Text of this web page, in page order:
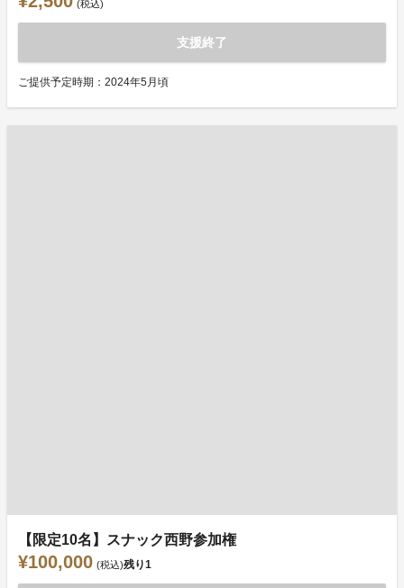
(税込)
支援終了
ご提供予定時期：2024年5月頃
【限定10名】スナック西野参加権
¥100,000 (税込)残り1